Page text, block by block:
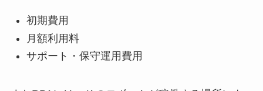
初期費用
月額利用料
サポート・保守運用費用